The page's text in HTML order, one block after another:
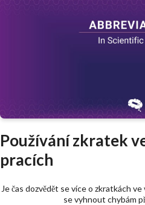
Používání zkratek
pracích
Je čas dozvědět se více o zkratkách
se vyhnout chybám